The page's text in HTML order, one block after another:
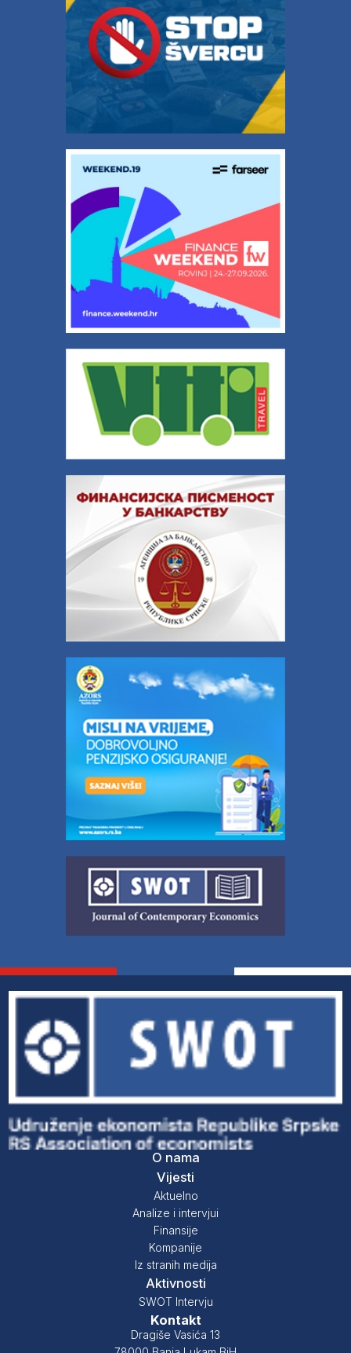
O nama
Vijesti
Aktuelno
Analize i intervjui
Finansije
Kompanije
Iz stranih medija
Aktivnosti
SWOT Intervju
Kontakt
Dragiše Vasića 13